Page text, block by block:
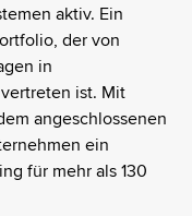
aktiv. Ein
der von
in
ist. Mit
angeschlossenen
ein
für mehr als 130